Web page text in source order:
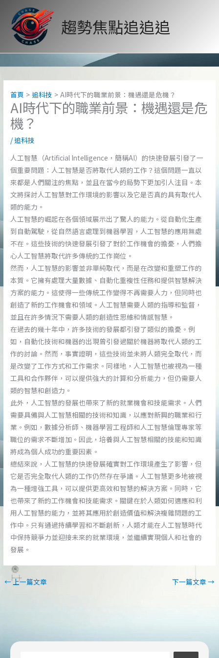
內
容
趨勢焦點追追追
首頁 追科技 AI時代下的職業前景：機遇還是危機？
AI時代下的職業前景：機遇還是危
機？
/追科技
人工智慧（Artificial Intelligence，簡稱AI）的快速發展引發了一
個重要問題：人工智慧是否將取代人類的工作？這個問題一直以
來都是人們關注的焦點，並且在當今的局勢下更加引人注目。本
文將探討人工智慧對工作環境的影響以及它是否真的具有取代人
類的能力。
人工智慧的崛起在各個領域展示出了驚人的能力。從自動化生產
到自動駕駛，從自然語言處理到機器學習，人工智慧的應用無處
不在。這些技術的快速發展引發了對於工作機會的擔憂，人們擔
心人工智慧將取代許多傳統的工作崗位。
然而，人工智慧的影響並非單純取代，而是在改變和重塑工作的
本質。它擁有處理大量數據、自動化重複性任務和提供智慧解決
方案的能力。這使得一些傳統工作變得不再需要人力，但同時也
創造了新的工作機會和領域。人工智慧需要人類的指導和監督，
並且在許多情況下需要人類的創造性思維和情感智慧。
在過去的幾十年中，許多技術的發展都引發了類似的擔憂。例
如，自動化技術和機器的出現曾引發過關於機器將取代人類的工
作的討論。然而，事實證明，這些技術並未將人類完全取代，而
是改變了工作方式和工作需求。同樣地，人工智慧也被視為一種
工具和合作夥伴，可以提供強大的計算和分析能力，但仍需要人
類的智慧和創造力。
此外，人工智慧的發展也帶來了新的就業機會和技能需求。人們
需要具備與人工智慧相關的技術和知識，以應對新興的職業和行
業。例如，數據分析師、機器學習工程師和人工智慧倫理專家等
職位的需求不斷增加。因此，培養與人工智慧相關的技能和知識
將成為個人成功的重要因素。
總結來說，人工智慧的快速發展確實對工作環境產生了影響，但
它是否完全取代人類的工作仍然存在爭議。人工智慧更多地被視
為一種增強工具，可以提供更高效和智慧的解決方案。同時，它
也帶來了新的工作機會和技能需求。關鍵在於人類如何適應和利
用人工智慧的能力，並將其應用於創造價值和解決複雜問題的工
作中。只有通過持續學習和不斷創新，人類才能在人工智慧時代
中保持競爭力並迎接未來的就業環境，並繼續實現個人和社會的
發展。
←上一篇文章 下一篇文章 →